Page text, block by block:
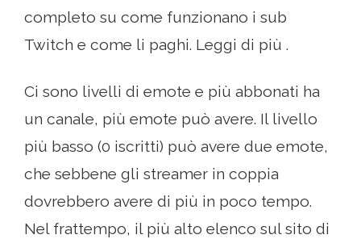
completo su come funzionano i sub
Twitch e come li paghi. Leggi di più .
Ci sono livelli di emote e più abbonati ha
un canale, più emote può avere. Il livello
più basso (0 iscritti) può avere due emote,
che sebbene gli streamer in coppia
dovrebbero avere di più in poco tempo.
Nel frattempo, il più alto elenco sul sito di